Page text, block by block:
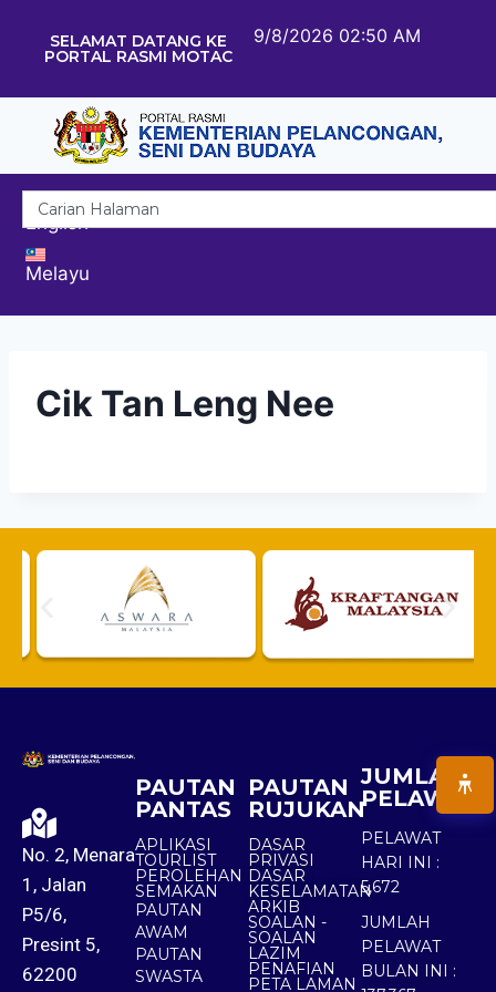
SELAMAT DATANG KE
PORTAL RASMI MOTAC
9/8/2026 02:50 AM
English
Melayu
Cik Tan Leng Nee
No. 2, Menara
1, Jalan
P5/6,
Presint 5,
62200
PAUTAN
PANTAS
APLIKASI
TOURLIST
PEROLEHAN
SEMAKAN
PAUTAN
AWAM
PAUTAN
SWASTA
PAUTAN
RUJUKAN
DASAR
PRIVASI
DASAR
KESELAMATAN
ARKIB
SOALAN -
SOALAN
LAZIM
PENAFIAN
PETA LAMAN
JUMLAH
PELAWAT
PELAWAT
HARI INI :
5,672
JUMLAH
PELAWAT
BULAN INI :